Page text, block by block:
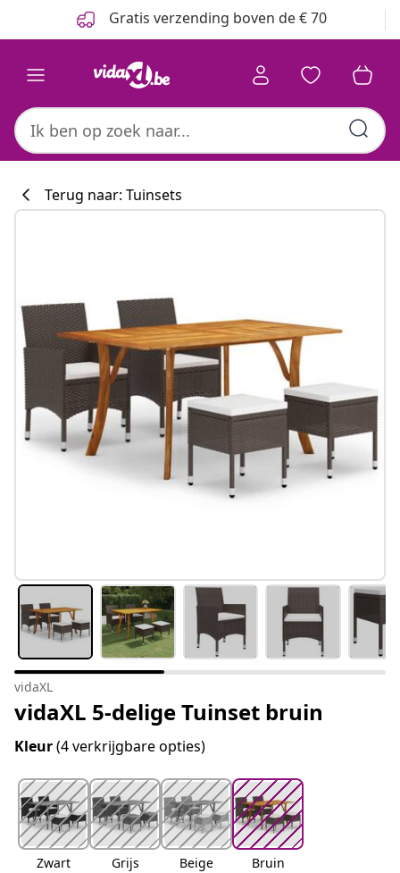
Gratis verzending boven de € 70
Terug naar: Tuinsets
vidaXL
vidaXL 5-delige Tuinset bruin
Kleur(4 verkrijgbare opties)
Zwart Grijs Beige Bruin